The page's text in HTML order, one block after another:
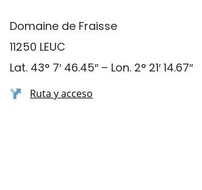
Domaine de Fraisse
11250 LEUC
Lat. 43° 7′ 46.45″ – Lon. 2° 21′ 14.67″
Ruta y acceso